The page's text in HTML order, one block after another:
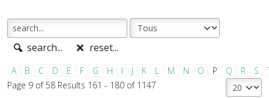
search... reset...
A B C D E F G H I J K L M N O P Q R S
Page 9 of 58 Results 161 - 180 of 1147